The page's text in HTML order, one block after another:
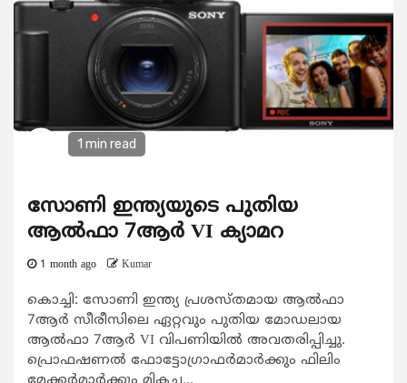
1 min read
സോണി ഇന്ത്യയുടെ പുതിയ
ആൽഫാ 7ആർ VI ക്യാമറ
1 month ago Kumar
കൊച്ചി: സോണി ഇന്ത്യ പ്രശസ്തമായ ആൽഫാ
7ആർ സീരീസിലെ ഏറ്റവും പുതിയ മോഡലായ
ആൽഫാ 7ആർ VI വിപണിയിൽ അവതരിപ്പിച്ചു.
പ്രൊഫഷണൽ ഫോട്ടോഗ്രാഫർമാർക്കും ഫിലിം